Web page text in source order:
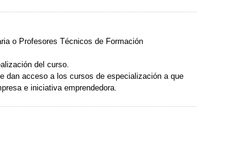
o Profesores Técnicos de Formación
del curso.
dan acceso a los cursos de especialización a que
e iniciativa emprendedora.